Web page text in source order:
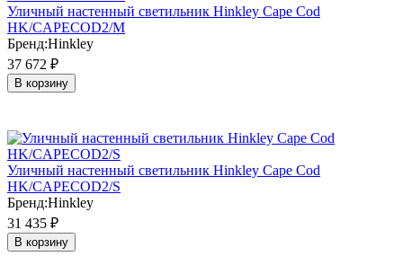
Уличный настенный светильник Hinkley Cape Cod
HK/CAPECOD2/M
Бренд:Hinkley
37 672 ₽
В корзину
Уличный настенный светильник Hinkley Cape Cod
HK/CAPECOD2/S
Бренд:Hinkley
31 435 ₽
В корзину